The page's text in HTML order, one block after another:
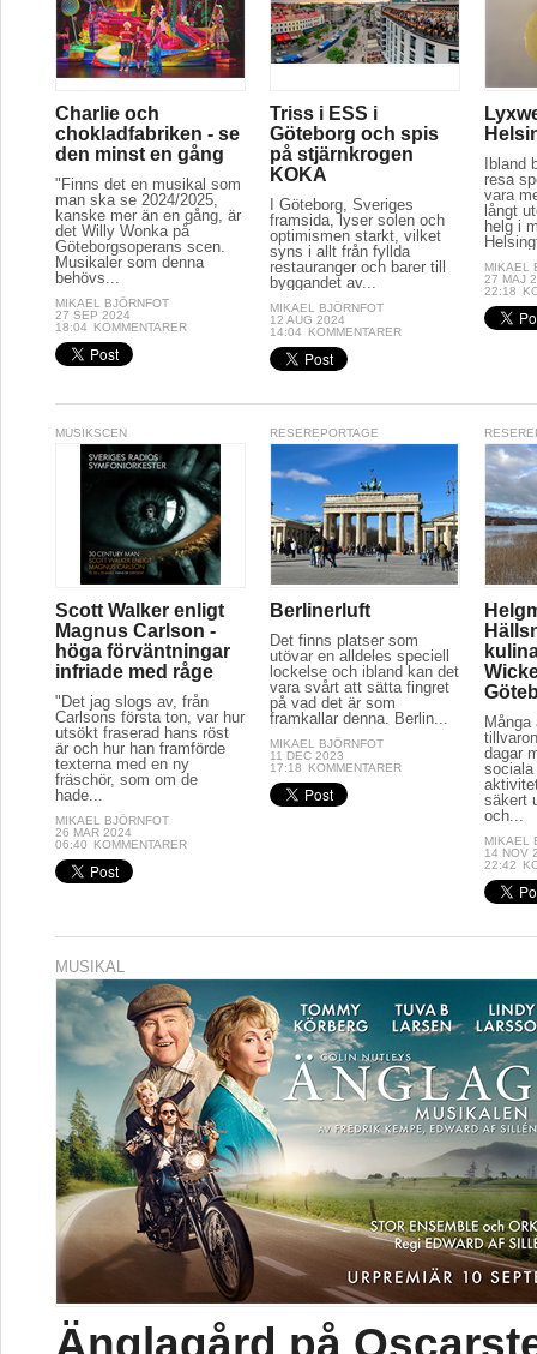
Charlie och
chokladfabriken - se
den minst en gång
"Finns det en musikal som
man ska se 2024/2025,
kanske mer än en gång, är
det Willy Wonka på
Göteborgsoperans scen.
Musikaler som denna
behövs...
MIKAEL BJÖRNFOT
27 SEP 2024
18:04
KOMMENTARER
Triss i ESS i
Göteborg och spis
på stjärnkrogen
KOKA
I Göteborg, Sveriges
framsida, lyser solen och
optimismen starkt, vilket
syns i allt från fyllda
restauranger och barer till
byggandet av...
MIKAEL BJÖRNFOT
12 AUG 2024
14:04
KOMMENTARER
Ibland
resa
vara
långt
helg i
MIKAEL
27 MAJ
22:18
MUSIKSCEN
Scott Walker enligt
Magnus Carlson -
höga förväntningar
infriade med råge
"Det jag slogs av, från
Carlsons första ton, var hur
utsökt fraserad hans röst
är och hur han framförde
texterna med en ny
fräschör, som om de
hade...
MIKAEL BJÖRNFOT
26 MAR 2024
06:40
KOMMENTARER
RESEREPORTAGE
Berlinerluft
Det finns platser som
utövar en alldeles speciell
lockelse och ibland kan det
vara svårt att sätta fingret
på vad det är som
framkallar denna. Berlin...
MIKAEL BJÖRNFOT
11 DEC 2023
17:18
KOMMENTARER
dagar
säkert
och...
MIKAEL
14 NOV
22:42
MUSIKAL
Änglagård på